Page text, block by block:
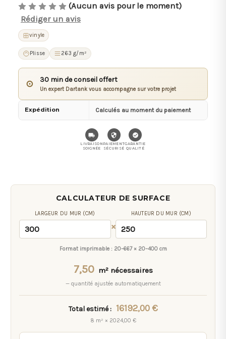
(Aucun avis pour le moment)
Rédiger un avis
vinyle
Plisse 263 g/m²
⊙ 30 min de conseil offert
Un expert Dartank vous accompagne sur votre projet
Expédition Calculés au moment du paiement
LIVRAISON
SOIGNÉE
PAIEMENT
SÉCURISÉ
GARANTIE
QUALITÉ
CALCULATEUR DE SURFACE
LARGEUR DU MUR (CM)
×
HAUTEUR DU MUR (CM)
Format imprimable : 20–667 × 20–400 cm
7,50 m² nécessaires
— quantité ajustée automatiquement
Total estimé : 16192,00 €
8 m² × 2024,00 €